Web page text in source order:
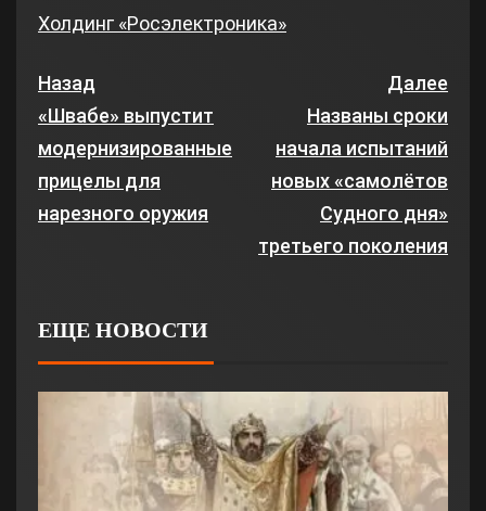
Холдинг «Росэлектроника»
Назад
«Швабе» выпустит
модернизированные
прицелы для
нарезного оружия
Далее
Названы сроки
начала испытаний
новых «самолётов
Судного дня»
третьего поколения
ЕЩЕ НОВОСТИ